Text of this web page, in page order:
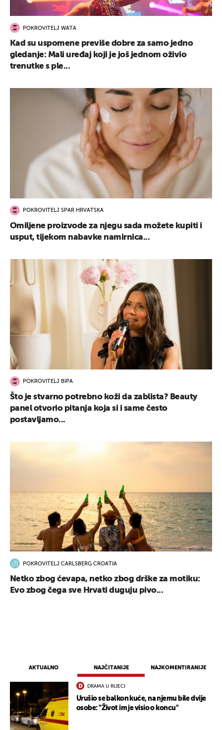
AKTUALNO NAJČITANIJE NAJKOMENTIRANIJE
DRAMA U RIJECI
Urušio se balkon kuće, na njemu bile dvije
osobe: "Život im je visio o koncu"
POKROVITELJ WATA
Kad su uspomene previše dobre za samo jedno
gledanje: Mali uređaj koji je još jednom oživio
trenutke s ple...
POKROVITELJ SPAR HRVATSKA
Omiljene proizvode za njegu sada možete kupiti i
usput, tijekom nabavke namirnica...
POKROVITELJ BIPA
Što je stvarno potrebno koži da zablista? Beauty
panel otvorio pitanja koja si i same često
postavljamo...
POKROVITELJ CARLSBERG CROATIA
Netko zbog ćevapa, netko zbog drške za motiku:
Evo zbog čega sve Hrvati duguju pivo...